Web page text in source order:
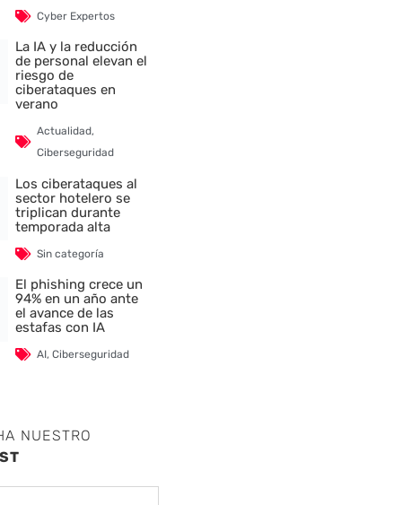
Cyber Expertos
La IA y la reducción
de personal elevan el
riesgo de
ciberataques en
verano
Actualidad,
Ciberseguridad
Los ciberataques al
sector hotelero se
triplican durante
temporada alta
Sin categoría
El phishing crece un
94% en un año ante
el avance de las
estafas con IA
AI,Ciberseguridad
NUESTRO